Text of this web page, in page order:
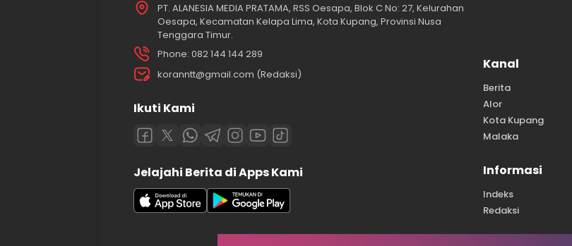
PT. ALANESIA MEDIA PRATAMA, RSS Oesapa, Blok C No: 27, Kelurahan
Oesapa, Kecamatan Kelapa Lima, Kota Kupang, Provinsi Nusa
Tenggara Timur.
Phone: 082 144 144 289
koranntt@gmail.com (Redaksi)
Ikuti Kami
Jelajahi Berita di Apps Kami
Kanal
Berita
Alor
Kota Kupang
Malaka
Informasi
Indeks
Redaksi